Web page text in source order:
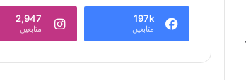
197k
متابعين
2,947
متابعين